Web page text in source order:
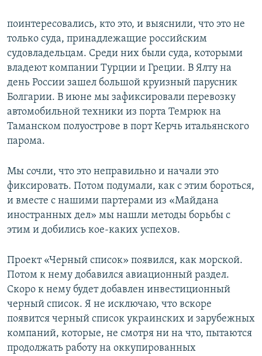
поинтересовались, кто это, и выяснили, что это не
только суда, принадлежащие российским
судовладельцам. Среди них были суда, которыми
владеют компании Турции и Греции. В Ялту на
день России зашел большой круизный парусник
Болгарии. В июне мы зафиксировали перевозку
автомобильной техники из порта Темрюк на
Таманском полуострове в порт Керчь итальянского
парома.
Мы сочли, что это неправильно и начали это
фиксировать. Потом подумали, как с этим бороться,
и вместе с нашими партерами из «Майдана
иностранных дел» мы нашли методы борьбы с
этим и добились кое-каких успехов.
Проект «Черный список» появился, как морской.
Потом к нему добавился авиационный раздел.
Скоро к нему будет добавлен инвестиционный
черный список. Я не исключаю, что вскоре
появится черный список украинских и зарубежных
компаний, которые, не смотря ни на что, пытаются
продолжать работу на оккупированных